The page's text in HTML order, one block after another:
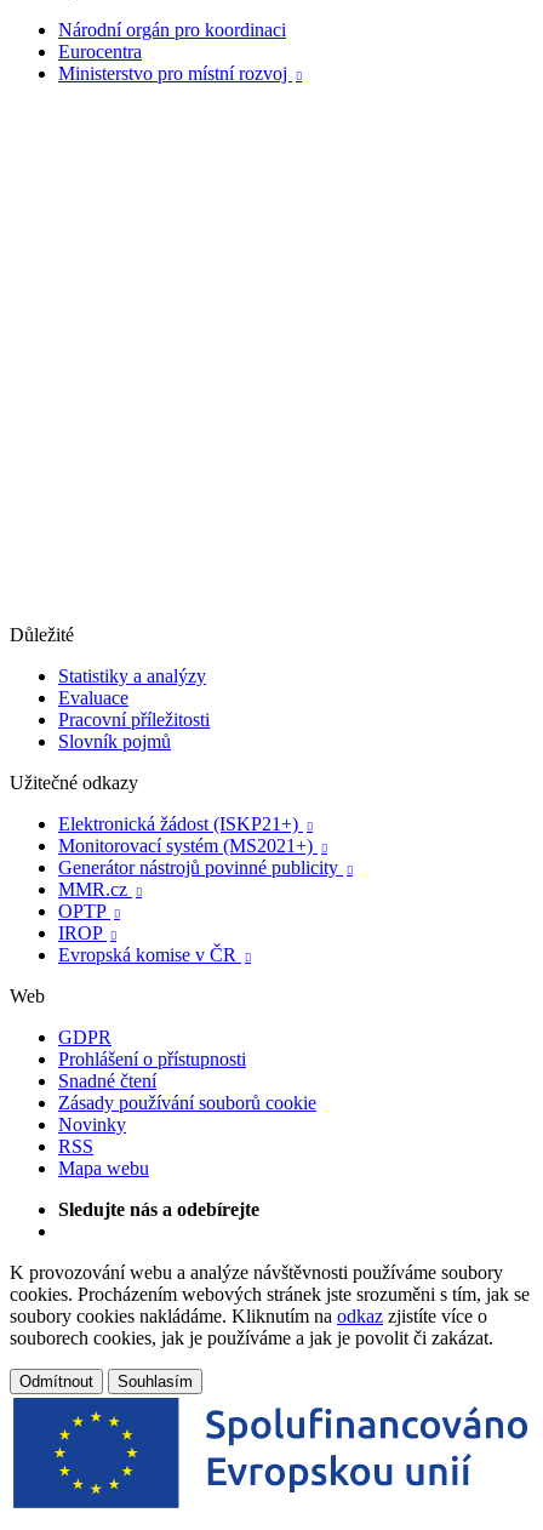
Národní orgán pro koordinaci
Eurocentra
Ministerstvo pro místní rozvoj

Důležité
Statistiky a analýzy
Evaluace
Pracovní příležitosti
Slovník pojmů
Užitečné odkazy
Elektronická žádost (ISKP21+)

Monitorovací systém (MS2021+) 
Generátor nástrojů povinné publicity 
MMR.cz 
OPTP 
IROP 
Evropská komise v ČR 
Web
GDPR
Prohlášení o přístupnosti
Snadné čtení
Zásady používání souborů cookie
Novinky
RSS
Mapa webu
Sledujte nás a odebírejte
K provozování webu a analýze návštěvnosti používáme soubory
cookies. Procházením webových stránek jste srozuměni s tím, jak se
soubory cookies nakládáme. Kliknutím na odkaz zjistíte více o
souborech cookies, jak je používáme a jak je povolit či zakázat.
Odmítnout Souhlasím